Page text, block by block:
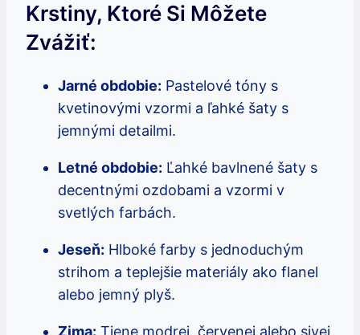
Krstiny, Ktoré Si Môžete
Zvážiť:
Jarné obdobie: Pastelové tóny s
kvetinovými vzormi a ľahké šaty s
jemnými detailmi.
Letné obdobie: Ľahké bavlnené šaty s
decentnými ozdobami a vzormi v
svetlých farbách.
Jeseň: Hlboké farby s jednoduchým
strihom a teplejšie materiály ako flanel
alebo jemný plyš.
Zima: Tiene modrej, červenej alebo sivej